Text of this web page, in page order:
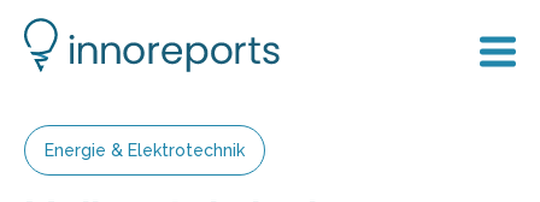
Energie & Elektrotechnik